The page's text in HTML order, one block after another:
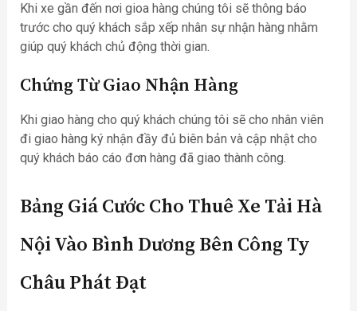
Khi xe gần đến nơi gioa hàng chúng tôi sẽ thông báo
trước cho quý khách sắp xếp nhân sự nhận hàng nhằm
giúp quý khách chủ động thời gian.
Chứng Từ Giao Nhận Hàng
Khi giao hàng cho quý khách chúng tôi sẽ cho nhân viên
đi giao hàng ký nhận đầy đủ biên bản và cập nhật cho
quý khách báo cáo đơn hàng đã giao thành công.
Bảng Giá Cước Cho Thuê Xe Tải Hà
Nội Vào Bình Dương Bên Công Ty
Châu Phát Đạt